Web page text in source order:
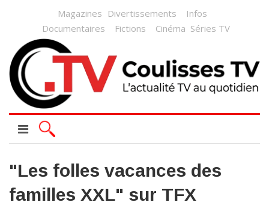
Magazines Divertissements
Infos
Documentaires
Fictions Cinéma Séries TV
"Les folles vacances des
familles XXL" sur TFX